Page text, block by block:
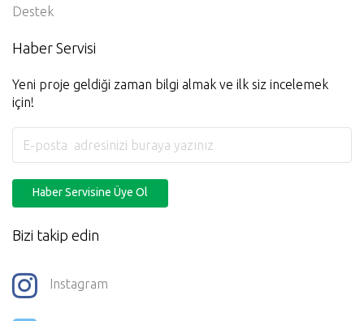
Destek
Haber Servisi
Yeni proje geldiği zaman bilgi almak ve ilk siz incelemek
için!
Haber Servisine Üye Ol
Bizi takip edin
Instagram